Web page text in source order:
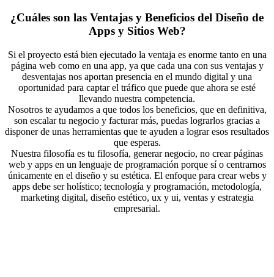
¿Cuáles son las Ventajas y Beneficios del Diseño de
Apps y Sitios Web?
Si el proyecto está bien ejecutado la ventaja es enorme tanto en una
página web como en una app, ya que cada una con sus ventajas y
desventajas nos aportan presencia en el mundo digital y una
oportunidad para captar el tráfico que puede que ahora se esté
llevando nuestra competencia.
Nosotros te ayudamos a que todos los beneficios, que en definitiva,
son escalar tu negocio y facturar más, puedas lograrlos gracias a
disponer de unas herramientas que te ayuden a lograr esos resultados
que esperas.
Nuestra filosofía es tu filosofía, generar negocio, no crear páginas
web y apps en un lenguaje de programación porque sí o centrarnos
únicamente en el diseño y su estética. El enfoque para crear webs y
apps debe ser holístico; tecnología y programación, metodología,
marketing digital, diseño estético, ux y ui, ventas y estrategia
empresarial.